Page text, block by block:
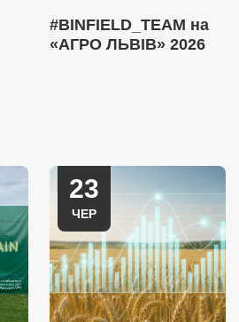
#BINFIELD_TEAM на
«АГРО ЛЬВІВ» 2026
23
ЧЕР